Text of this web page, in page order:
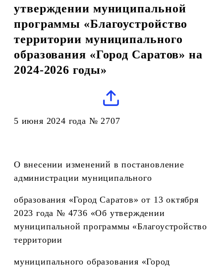
утверждении муниципальной
программы «Благоустройство
территории муниципального
образования «Город Саратов» на
2024-2026 годы»
5 июня 2024 года № 2707
О внесении изменений в постановление
администрации муниципального
образования «Город Саратов» от 13 октября
2023 года № 4736 «Об утверждении
муниципальной программы «Благоустройство
территории
муниципального образования «Город